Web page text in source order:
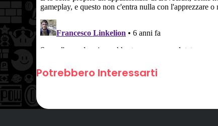
Potrebbero Interessarti